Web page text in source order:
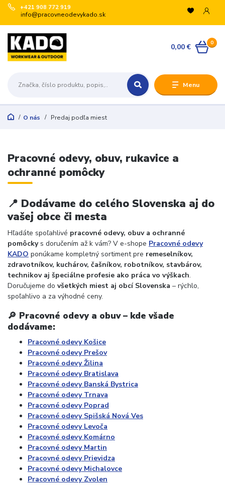
Menu
+421 908 772 919
info@pracovneodevykado.sk
0
0,00 €
O nás Predaj podľa miest
Pracovné odevy, obuv, rukavice a
ochranné pomôcky
📍 Dodávame do celého Slovenska aj do
vašej obce či mesta
Hľadáte spoľahlivé pracovné odevy, obuv a ochranné
pomôckys doručením až k vám? V e-shope Pracovné odevy
KADO ponúkame kompletný sortiment pre remeselníkov,
zdravotníkov, kuchárov, čašníkov, robotníkov, stavbárov,
technikov aj špeciálne profesie ako práca vo výškach.
Doručujeme do všetkých miest aj obcí Slovenska – rýchlo,
spoľahlivo a za výhodné ceny.
🔎 Pracovné odevy a obuv – kde všade
dodávame:
Pracovné odevy Košice
Pracovné odevy Prešov
Pracovné odevy Žilina
Pracovné odevy Bratislava
Pracovné odevy Banská Bystrica
Pracovné odevy Trnava
Pracovné odevy Poprad
Pracovné odevy Spišská Nová Ves
Pracovné odevy Levoča
Pracovné odevy Komárno
Pracovné odevy Martin
Pracovné odevy Prievidza
Pracovné odevy Michalovce
Pracovné odevy Zvolen